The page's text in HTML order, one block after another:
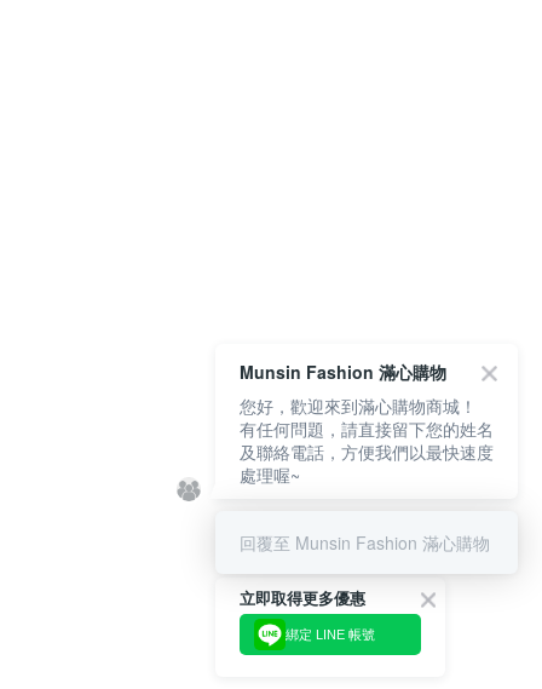
立即取得更多優惠
綁定 LINE 帳號
Munsin Fashion 滿心購物
您好，歡迎來到滿心購物商城！
有任何問題，請直接留下您的姓名
及聯絡電話，方便我們以最快速度
處理喔~
回覆至 Munsin Fashion 滿心購物